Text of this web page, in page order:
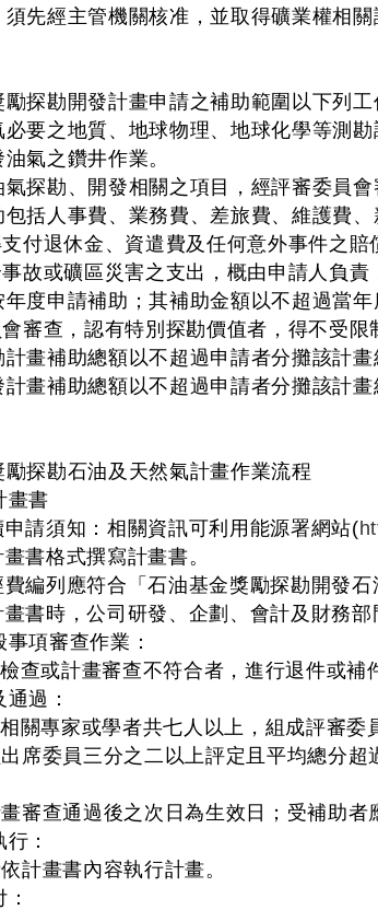
先經主管機關核准，並取得礦業權相關
勵探勘開發計畫申請之補助範圍以下列工
要之地質、地球物理、地球化學等測勘
氣之鑽井作業。
探勘、開發相關之項目，經評審委員會
包括人事費、業務費、差旅費、維護費
付退休金、資遣費及任何意外事件之
故或礦區災害之支出，概由申請人負責
年度申請補助；其補助金額以不超過當
審查，認有特別探勘價值者，得不受限
畫補助總額以不超過申請者分攤該計畫
畫補助總額以不超過申請者分攤該計畫
勵探勘石油及天然氣計畫作業流程
畫書
請須知：相關資訊可利用能源署網站(
書格式撰寫計畫書。
編列應符合「石油基金獎勵探勘開發石
書時，公司研發、企劃、會計及財務部
項審查作業：
或計畫審查不符合者，進行退件或補
過：
專家或學者共七人以上，組成評審委
席委員三分之二以上評定且平均總分超
審查通過後之次日為生效日；受補助者
：
計畫書內容執行計畫。